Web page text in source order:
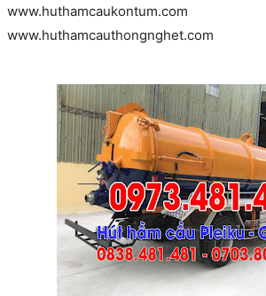
www.huthamcaukontum.com
www.huthamcauthongnghet.com